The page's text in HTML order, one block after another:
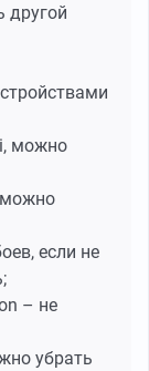
другой
можно
можно
если не
– не
убрать